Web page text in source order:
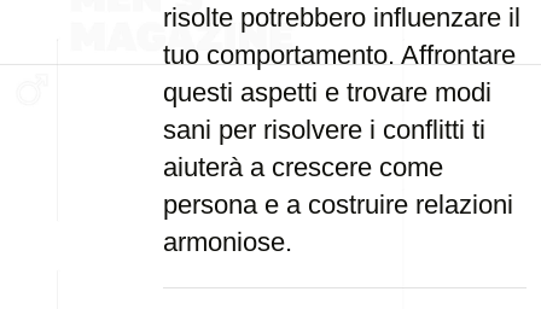
risolte potrebbero influenzare il
tuo comportamento. Affrontare
questi aspetti e trovare modi
sani per risolvere i conflitti ti
aiuterà a crescere come
persona e a costruire relazioni
armoniose.